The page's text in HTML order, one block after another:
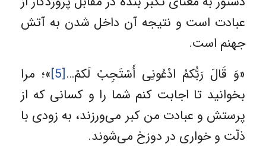
عبادت است و نتیجه آن داخل شدن به آتش
جهنم است.
«وَ قَالَ رَبُّکمُ ادْعُونِی أَسْتَجِبْ لَکمْ…[5]
»؛ مرا
بخوانید تا اجابت کنم شما را و کسانی‌ که از
پرستش و عبادت من کبر می‌ورزند، به زودی‌ با
ذلّت و خواری در دوزخ می‌شوند.